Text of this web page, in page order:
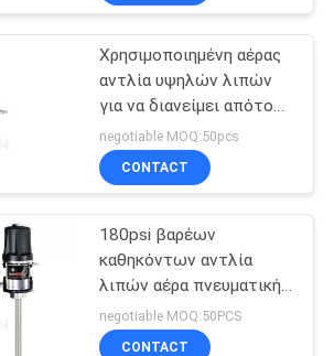
Χρησιμοποιημένη αέρας
αντλία υψηλών λιπών
για να διανείμει απότομα
τη μεγάλη τηλεφωνική
απόσταση
negotiable MOQ:50pcs
CONTACT
180psi βαρέων
καθηκόντων αντλία
λιπών αέρα πνευματική
για αυτοκίνητο
negotiable MOQ:50PCS
CONTACT